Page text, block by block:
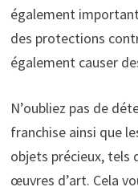
également
des protections
également causer
N’oubliez pas de
franchise ainsi que
objets précieux, tels
œuvres d’art. Cela